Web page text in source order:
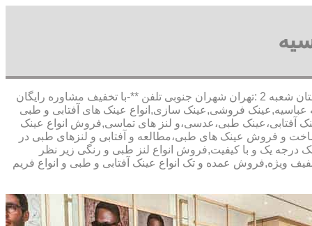
,آدرس شعبه 1 :تهران شاهین شمالی بیست متری گلستان شعبه 2 :تهران شهران جنوبی تلفن **-با تخفیف مشاوره رایگان
فروشی,عینک سازی,انواع عینک های آفتابی و طبی
آفتابی،عینک طبی،عدسی،و لنز های تماسی,فروش انواع عینک
و فروش عینک های طبی،مطالعه و آفتابی و لنزهای طبی در
درجه یک و با کیفیت,فروش انواع لنز طبی و رنگی زیر نظر
ویژه,فروش عمده و تک انواع عینک آفتابی و طبی و انواع فریم